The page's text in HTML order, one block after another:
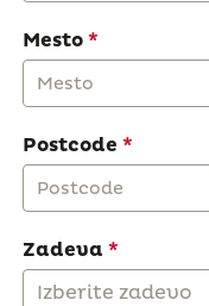
Mesto
Postcode
Zadeva
Izberite zadevo